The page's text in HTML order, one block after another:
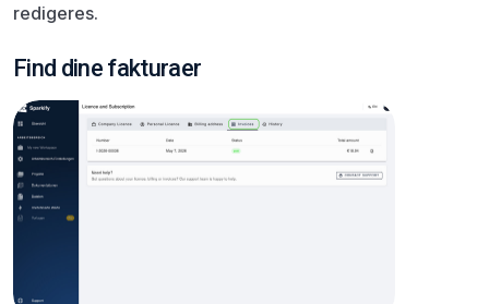
redigeres.
Find dine fakturaer